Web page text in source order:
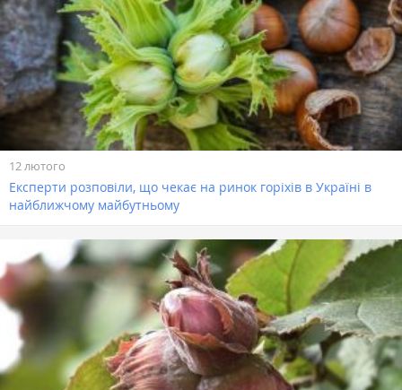
12 лютого
Експерти розповіли, що чекає на ринок горіхів в Україні в
найближчому майбутньому